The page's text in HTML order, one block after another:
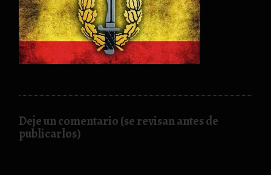
Deje un comentario (se revisan antes de
publicarlos)